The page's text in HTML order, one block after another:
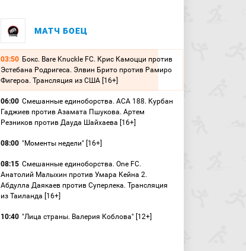
МАТЧ БОЕЦ
03:50 Бокс. Bare Knuckle FC. Крис Камоцци против
Эстебана Родригеса. Элвин Брито против Рамиро
Фигероа. Трансляция из США [16+]
06:00 Смешанные единоборства. ACA 188. Курбан
Гаджиев против Азамата Пшукова. Артем
Резников против Дауда Шайхаева [16+]
08:00 "Моменты недели" [16+]
08:15 Смешанные единоборства. One FC.
Анатолий Малыхин против Умара Кейна 2.
Абдулла Даякаев против Суперлека. Трансляция
из Таиланда [16+]
10:40 "Лица страны. Валерия Коблова" [12+]